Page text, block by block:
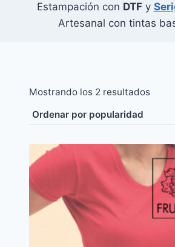
Estampación con DTFy
Artesanal con tintas
Mostrando los 2 resultados